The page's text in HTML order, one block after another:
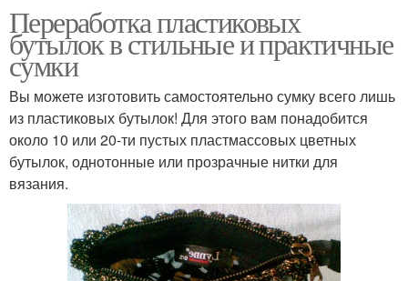
Переработка пластиковых
бутылок в стильные и практичные
сумки
Вы можете изготовить самостоятельно сумку всего лишь
из пластиковых бутылок! Для этого вам понадобится
около 10 или 20-ти пустых пластмассовых цветных
бутылок, однотонные или прозрачные нитки для
вязания.